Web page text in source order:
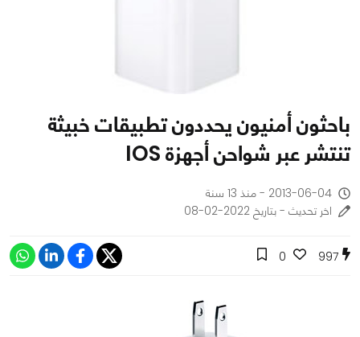
باحثون أمنيون يحددون تطبيقات خبيثة
تنتشر عبر شواحن أجهزة IOS
2013-06-04 - منذ 13 سنة
اخر تحديث - بتاريخ 2022-02-08
997
0